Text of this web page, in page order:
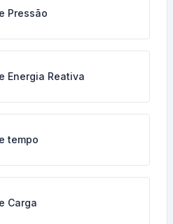
Pressão
Energia Reativa
tempo
Carga